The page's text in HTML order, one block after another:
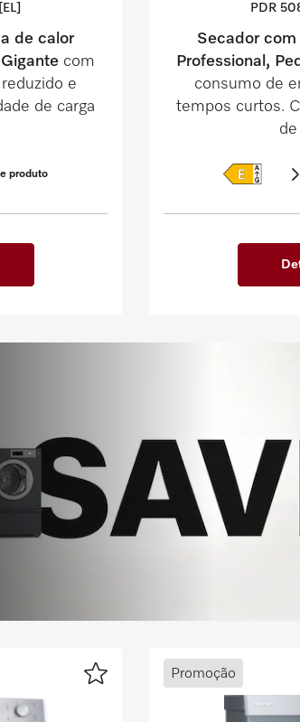
de calor
com
e
de carga
produto
PDR
Secador
Professional,
consumo de
tempos curtos.
de
Promoção